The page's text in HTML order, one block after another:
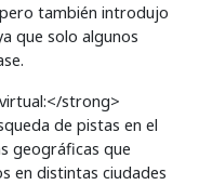
también introdujo
que solo algunos
strong>
de pistas en el
geográficas que
en distintas ciudades